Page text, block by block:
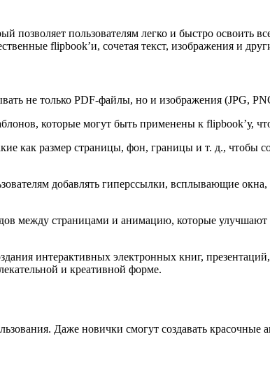
позволяет пользователям легко и быстро освоить
flipbook’и, сочетая текст, изображения и
не только PDF-файлы, но и изображения (JPG,
которые могут быть применены к flipbook’у,
как размер страницы, фон, границы и т. д., чтобы
добавлять гиперссылки, всплывающие
между страницами и анимацию, которые
интерактивных электронных книг,
и креативной форме.
Даже новички смогут создавать